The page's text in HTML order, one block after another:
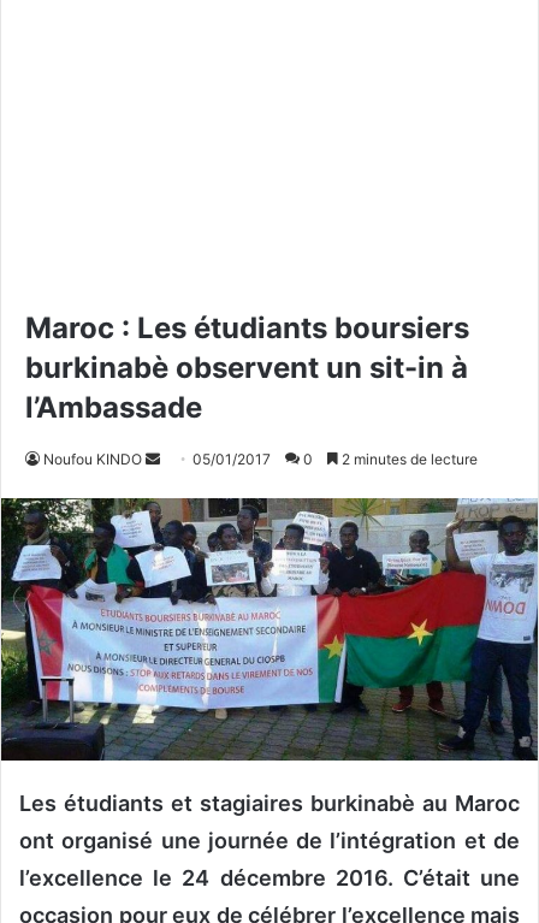
Maroc : Les étudiants boursiers
burkinabè observent un sit-in à
l’Ambassade
Noufou KINDO
v
o
y
e
r
u
n
c
o
r
r
e
05/01/2017 0 2 minutes de lecture
Les étudiants et stagiaires burkinabè au Maroc
ont organisé une journée de l’intégration et de
l’excellence le 24 décembre 2016. C’était une
occasion pour eux de célébrer l’excellence mais